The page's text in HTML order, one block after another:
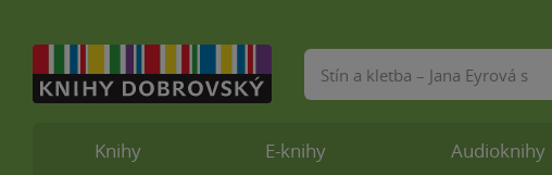
Knihy E-knihy Audioknihy
Vyhledávání